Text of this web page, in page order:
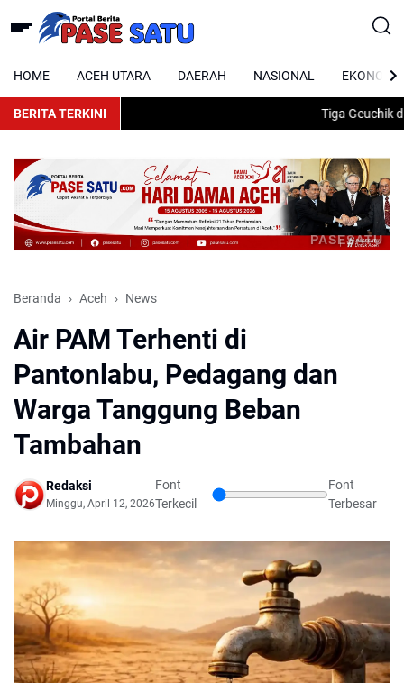
HOME ACEH UTARA DAERAH NASIONAL EKONOMI
BERITA TERKINI Tiga Geuchik di
PASESATU
Beranda Aceh News
Air PAM Terhenti di
Pantonlabu, Pedagang dan
Warga Tanggung Beban
Tambahan
Redaksi
Minggu, April 12, 2026
Font
Terkecil
Font
Terbesar